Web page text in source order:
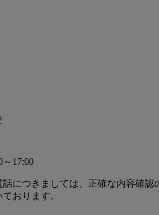
～17:00
につきましては、正確な内容確認
おります。